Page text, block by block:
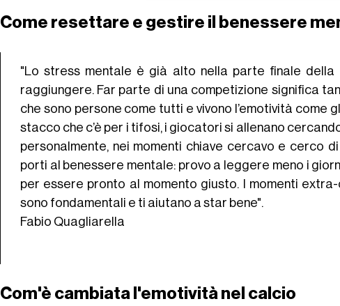
Come resettare e gestire il benessere
"Lo stress mentale è già alto nella parte finale della
raggiungere. Far parte di una competizione significa
che sono persone come tutti e vivono l’emotività come
stacco che c’è per i tifosi, i giocatori si allenano
personalmente, nei momenti chiave cercavo e cerco
porti al benessere mentale: provo a leggere meno i
per essere pronto al momento giusto. I momenti
sono fondamentali e ti aiutano a star bene".
Fabio Quagliarella
Com'è cambiata l'emotività nel calcio